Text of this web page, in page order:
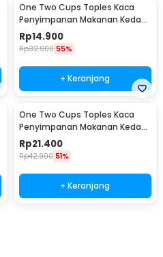
One Two Cups Toples Kaca
Penyimpanan Makanan Kedap
Udara Glass Jar 410ml - GH1270
Rp14.900
Rp32.900 55%
+ Keranjang
One Two Cups Toples Kaca
Penyimpanan Makanan Kedap
Udara Glass Jar 750ml -
GH1270
Rp21.400
Rp42.900 51%
+ Keranjang